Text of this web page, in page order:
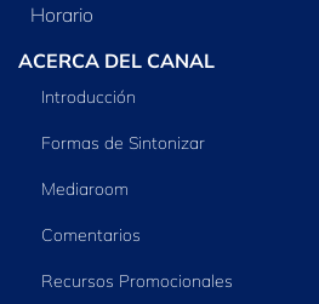
Horario
ACERCA DEL CANAL
Introducción
Formas de Sintonizar
Mediaroom
Comentarios
Recursos Promocionales